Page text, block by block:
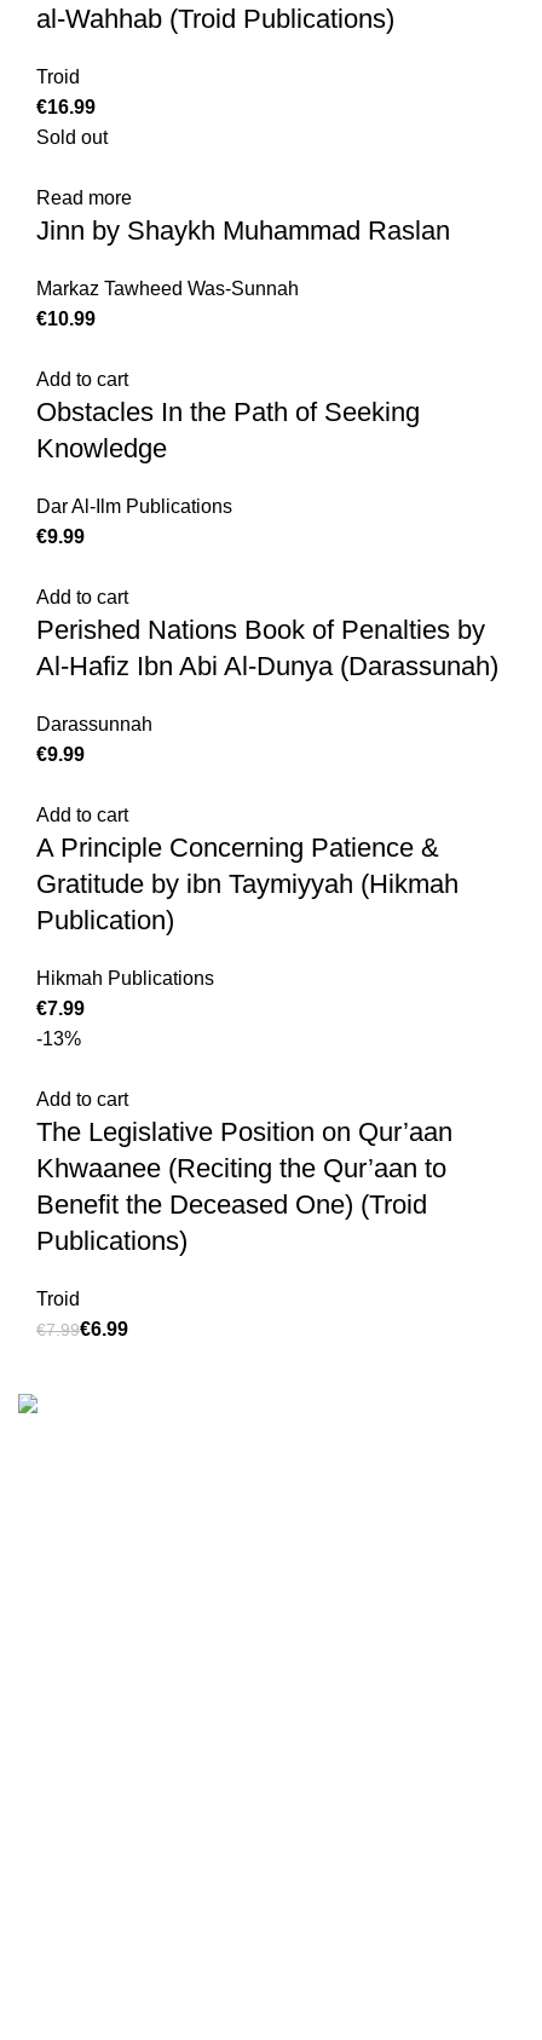
al-Wahhab (Troid Publications)
Troid
€
Sold out
Read more
Jinn by Shaykh Muhammad Raslan
Markaz Tawheed Was-Sunnah
€
Add to cart
Obstacles In the Path of Seeking
Knowledge
Dar Al-Ilm Publications
€
Add to cart
Perished Nations Book of Penalties by
Al-Hafiz Ibn Abi Al-Dunya (Darassunah)
Darassunnah
€
Add to cart
A Principle Concerning Patience &
Gratitude by ibn Taymiyyah (Hikmah
Publication)
Hikmah Publications
€
-13%
Add to cart
The Legislative Position on Qur’aan
Khwaanee (Reciting the Qur’aan to
Benefit the Deceased One) (Troid
Publications)
Troid
€7.99€6.99